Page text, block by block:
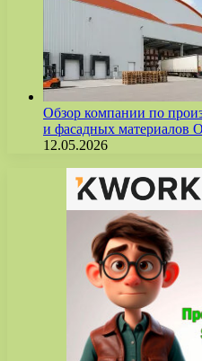
Обзор компании по
и фасадных
12.05.2026